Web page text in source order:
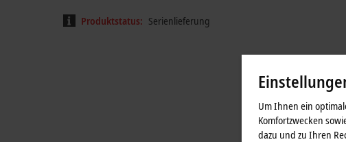
Produktstatus: Serienlieferung
Um Ihnen ein
Komfortzwecken
dazu und zu Ihren